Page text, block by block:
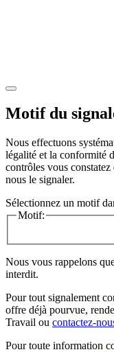
Motif du
Nous effectuons
légalité et la conformité
contrôles vous
nous le signaler.
Sélectionnez un motif
Motif:
Nous vous rappelons
interdit.
Pour tout signalement
offre déjà pourvue,
Travail ou contactez-
Pour toute information